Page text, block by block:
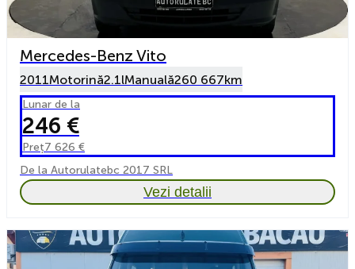
Mercedes-Benz Vito
2011Motorină2.1lManuală260 667km
Lunar de la
246 €
Preț7 626 €
De la Autorulatebc 2017 SRL
Vezi detalii